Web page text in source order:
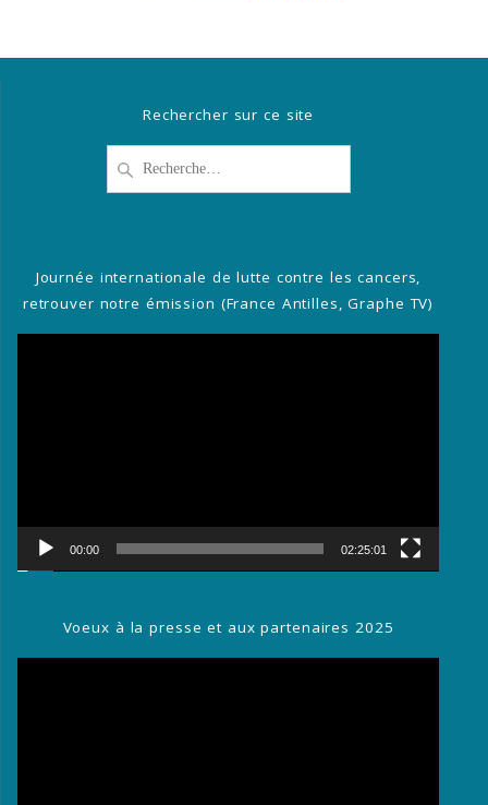
Rechercher sur ce site
pour
Journée internationale de lutte contre les cancers,
retrouver notre émission (France Antilles, Graphe TV)
00:00 02:25:01
Voeux à la presse et aux partenaires 2025